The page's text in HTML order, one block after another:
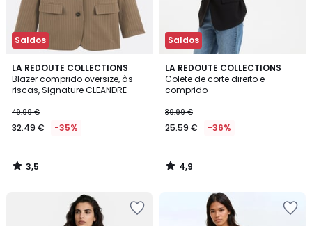
Saldos
LA REDOUTE COLLECTIONS
Blazer comprido oversize, às
riscas, Signature CLEANDRE
49.99 €
32.49 € -35%
3,5
/ 5
3,5
/
Saldos
LA REDOUTE COLLECTIONS
Colete de corte direito e
comprido
39.99 €
25.59 € -36%
4,9
/ 5
4,9
/